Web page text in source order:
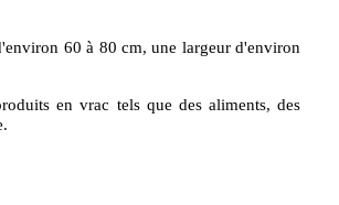
60 à 80 cm, une largeur d'environ
en vrac tels que des aliments, des